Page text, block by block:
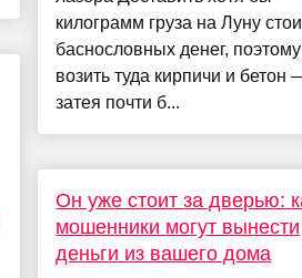
килограмм груза на Луну
баснословных денег, поэтому
возить туда кирпичи и бетон
затея почти б...
Он уже стоит за дверью:
мошенники могут вынести
деньги из вашего дома